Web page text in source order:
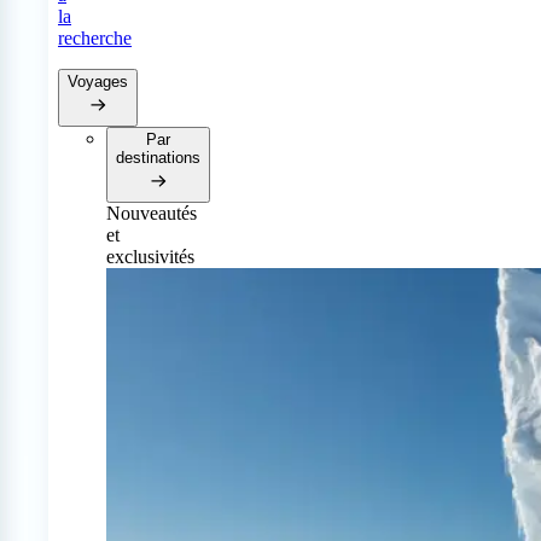
la
recherche
Voyages
Par
destinations
Nouveautés
et
exclusivités